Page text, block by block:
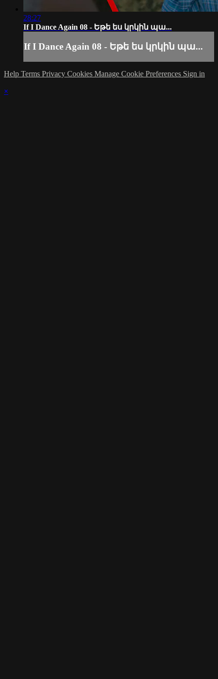
28:27
If I Dance Again 08 - Եթե ես կրկին պա...
If I Dance Again 08 - Եթե ես կրկին պա...
Help Terms Privacy Cookies Manage Cookie Preferences Sign in
×